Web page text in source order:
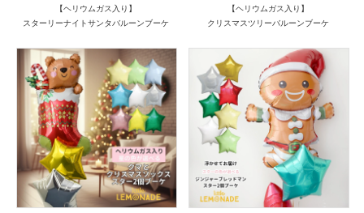
【ヘリウムガス入り】
スターリーナイトサンタバルーンブーケ
【ヘリウムガス入り】
クリスマスツリーバルーンブーケ